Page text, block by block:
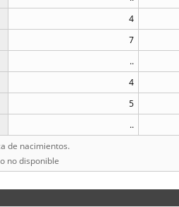
4
7
..
4
5
..
de nacimientos.
no disponible